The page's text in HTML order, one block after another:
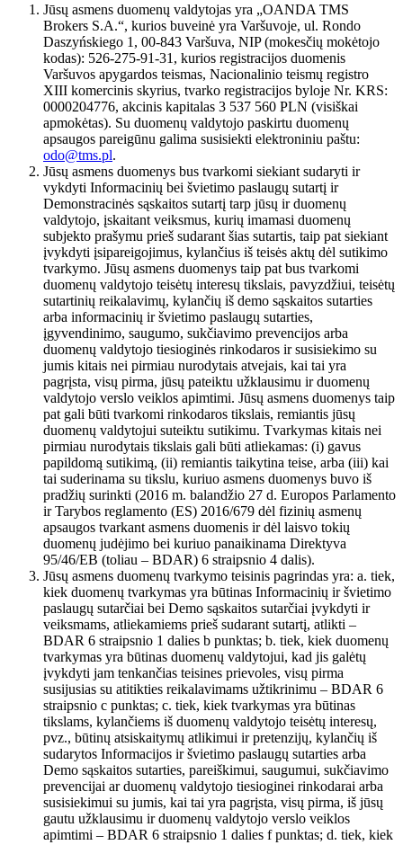
Jūsų asmens duomenų valdytojas yra „OANDA TMS
Brokers S.A.“, kurios buveinė yra Varšuvoje, ul. Rondo
Daszyńskiego 1, 00-843 Varšuva, NIP (mokesčių mokėtojo
kodas): 526-275-91-31, kurios registracijos duomenis
Varšuvos apygardos teismas, Nacionalinio teismų registro
XIII komercinis skyrius, tvarko registracijos byloje Nr. KRS:
0000204776, akcinis kapitalas 3 537 560 PLN (visiškai
apmokėtas). Su duomenų valdytojo paskirtu duomenų
apsaugos pareigūnu galima susisiekti elektroniniu paštu:
odo@tms.pl.
Jūsų asmens duomenys bus tvarkomi siekiant sudaryti ir
vykdyti Informacinių bei švietimo paslaugų sutartį ir
Demonstracinės sąskaitos sutartį tarp jūsų ir duomenų
valdytojo, įskaitant veiksmus, kurių imamasi duomenų
subjekto prašymu prieš sudarant šias sutartis, taip pat siekiant
įvykdyti įsipareigojimus, kylančius iš teisės aktų dėl sutikimo
tvarkymo. Jūsų asmens duomenys taip pat bus tvarkomi
duomenų valdytojo teisėtų interesų tikslais, pavyzdžiui, teisėtų
sutartinių reikalavimų, kylančių iš demo sąskaitos sutarties
arba informacinių ir švietimo paslaugų sutarties,
įgyvendinimo, saugumo, sukčiavimo prevencijos arba
duomenų valdytojo tiesioginės rinkodaros ir susisiekimo su
jumis kitais nei pirmiau nurodytais atvejais, kai tai yra
pagrįsta, visų pirma, jūsų pateiktu užklausimu ir duomenų
valdytojo verslo veiklos apimtimi. Jūsų asmens duomenys taip
pat gali būti tvarkomi rinkodaros tikslais, remiantis jūsų
duomenų valdytojui suteiktu sutikimu. Tvarkymas kitais nei
pirmiau nurodytais tikslais gali būti atliekamas: (i) gavus
papildomą sutikimą, (ii) remiantis taikytina teise, arba (iii) kai
tai suderinama su tikslu, kuriuo asmens duomenys buvo iš
pradžių surinkti (2016 m. balandžio 27 d. Europos Parlamento
ir Tarybos reglamento (ES) 2016/679 dėl fizinių asmenų
apsaugos tvarkant asmens duomenis ir dėl laisvo tokių
duomenų judėjimo bei kuriuo panaikinama Direktyva
95/46/EB (toliau – BDAR) 6 straipsnio 4 dalis).
Jūsų asmens duomenų tvarkymo teisinis pagrindas yra: a. tiek,
kiek duomenų tvarkymas yra būtinas Informacinių ir švietimo
paslaugų sutarčiai bei Demo sąskaitos sutarčiai įvykdyti ir
veiksmams, atliekamiems prieš sudarant sutartį, atlikti –
BDAR 6 straipsnio 1 dalies b punktas; b. tiek, kiek duomenų
tvarkymas yra būtinas duomenų valdytojui, kad jis galėtų
įvykdyti jam tenkančias teisines prievoles, visų pirma
susijusias su atitikties reikalavimams užtikrinimu – BDAR 6
straipsnio c punktas; c. tiek, kiek tvarkymas yra būtinas
tikslams, kylančiems iš duomenų valdytojo teisėtų interesų,
pvz., būtinų atsiskaitymų atlikimui ir pretenzijų, kylančių iš
sudarytos Informacijos ir švietimo paslaugų sutarties arba
Demo sąskaitos sutarties, pareiškimui, saugumui, sukčiavimo
prevencijai ar duomenų valdytojo tiesioginei rinkodarai arba
susisiekimui su jumis, kai tai yra pagrįsta, visų pirma, iš jūsų
gautu užklausimu ir duomenų valdytojo verslo veiklos
apimtimi – BDAR 6 straipsnio 1 dalies f punktas; d. tiek, kiek